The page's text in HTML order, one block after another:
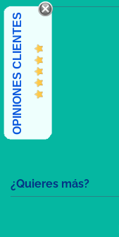
¿Quieres más?
OPINIONES CLIENTES